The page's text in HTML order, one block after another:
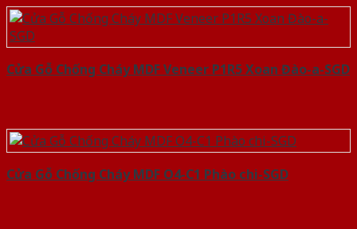
Cửa Gỗ Chống Cháy MDF Veneer P1R5 Xoan Đào-a-SGD
Cửa Gỗ Chống Cháy MDF O4-C1 Phào chi-SGD